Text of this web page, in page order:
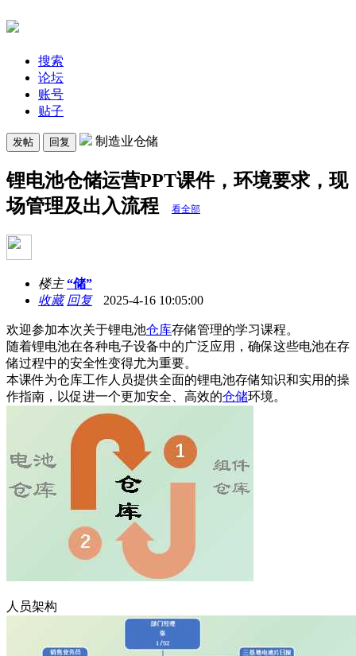
搜索
论坛
账号
贴子
发帖 回复 制造业仓储
锂电池仓储运营PPT课件，环境要求，现
场管理及出入流程
看全部
楼主 “储”
收藏 回复 2025-4-16 10:05:00
欢迎参加本次关于锂电池仓库存储管理的学习课程。
随着锂电池在各种电子设备中的广泛应用，确保这些电池在存
储过程中的安全性变得尤为重要。
本课件为仓库工作人员提供全面的锂电池存储知识和实用的操
作指南，以促进一个更加安全、高效的仓储环境。
人员架构